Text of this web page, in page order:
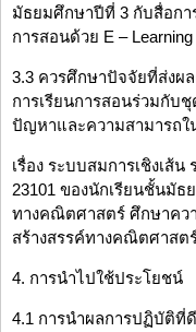
มัธยมศึกษาปีที่ 3 กับสื่อกา
การสอนด้วย E –
3.3 ควรศึกษาปัจจัยที่ส่งผ
การเรียนการสอนร่วมกับ
ปัญหาและความสามารถใ
เรื่อง ระบบสมการเชิงเส้
23101 ของนักเรียนชั้นมั
ทางคณิตศาสตร์ ศึกษาคว
สร้างสรรค์ทางคณิตศาสต
4. การนำไปใช้ประโยชน์
4.1 การนำผลการปฏิบัติที่